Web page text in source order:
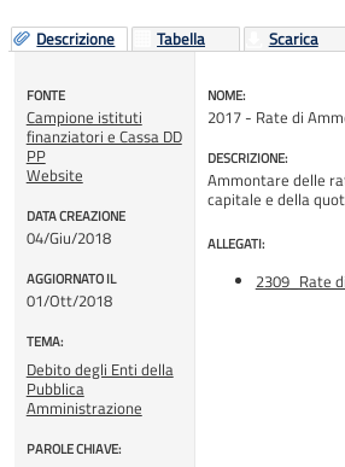
Descrizione Tabella Scarica
FONTE
Campione istituti
finanziatori e Cassa DD
PP
Website
DATA CREAZIONE
04/Giu/2018
AGGIORNATO IL
01/Ott/2018
TEMA:
Debito degli Enti della
Pubblica
Amministrazione
PAROLE CHIAVE:
NOME:
2017 - Rate di
DESCRIZIONE:
Ammontare delle
capitale e della
ALLEGATI:
2309_Rate